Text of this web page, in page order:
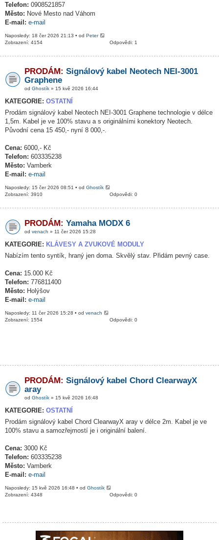
Telefon: 0908521857
Město: Nové Mesto nad Váhom
E-mail: e-mail
Naposledy: 18 čer 2026 21:13 • od Peter
Odpovědi: 1
Zobrazení: 4154
PRODÁM: Signálový kabel Neotech NEI-3001
Graphene
od Ghostík » 15 kvě 2026 16:44
KATEGORIE: OSTATNÍ
Prodám signálový kabel Neotech NEI-3001 Graphene technologie v délce
1,5m. Kabel je ve 100% stavu a s originálními konektory Neotech.
Původní cena 15 450,- nyní 8 000,-.
Cena: 6000,- Kč
Telefon: 603335238
Město: Vamberk
E-mail: e-mail
Naposledy: 15 čer 2026 08:51 • od Ghostík
Odpovědi: 0
Zobrazení: 3910
PRODÁM: Yamaha MODX 6
od venach » 11 čer 2026 15:28
KATEGORIE: KLÁVESY A ZVUKOVÉ MODULY
Nabízím tento syntík, hraný jen doma. Skvělý stav. Přidám pevný case.
Cena: 15.000 Kč
Telefon: 776811400
Město: Holýšov
E-mail: e-mail
Naposledy: 11 čer 2026 15:28 • od venach
Odpovědi: 0
Zobrazení: 1554
PRODÁM: Signálový kabel Chord ClearwayX
aray
od Ghostík » 15 kvě 2026 16:48
KATEGORIE: OSTATNÍ
Prodám signálový kabel Chord ClearwayX aray v délce 2m. Kabel je ve
100% stavu a samozřejmostí je i originální balení.
Cena: 3000 Kč
Telefon: 603335238
Město: Vamberk
E-mail: e-mail
Naposledy: 15 kvě 2026 16:48 • od Ghostík
Odpovědi: 0
Zobrazení: 4348